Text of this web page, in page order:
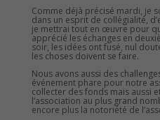
Comme déjà précisé mardi, je
dans un esprit de collégialité,
je mettrai tout en œuvre pour
apprécié les échanges en
soir, les idées ont fusé, nul
les choses doivent se faire.
Nous avons aussi des
événement phare pour notre
collecter des fonds mais aussi
l’association au plus grand
encore plus la notoriété de